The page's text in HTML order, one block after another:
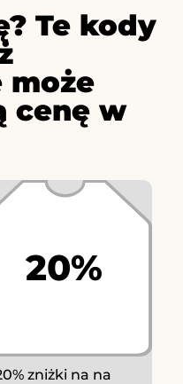
Te kody
może
cenę w
20%
zniżki na na